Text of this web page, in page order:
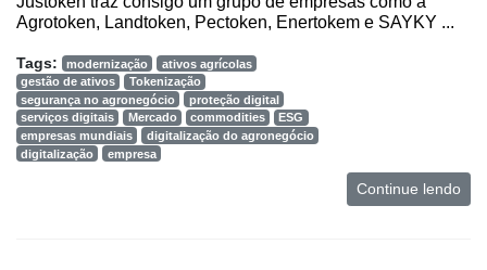
Agrotoken, Landtoken, Pectoken, Enertokem e SAYKY ...
Tags: modernização
ativos agrícolas
gestão de ativos
Tokenização
segurança no agronegócio
proteção digital
serviços digitais
Mercado commodities
ESG
empresas mundiais
digitalização do agronegócio
digitalização
empresa
Continue lendo